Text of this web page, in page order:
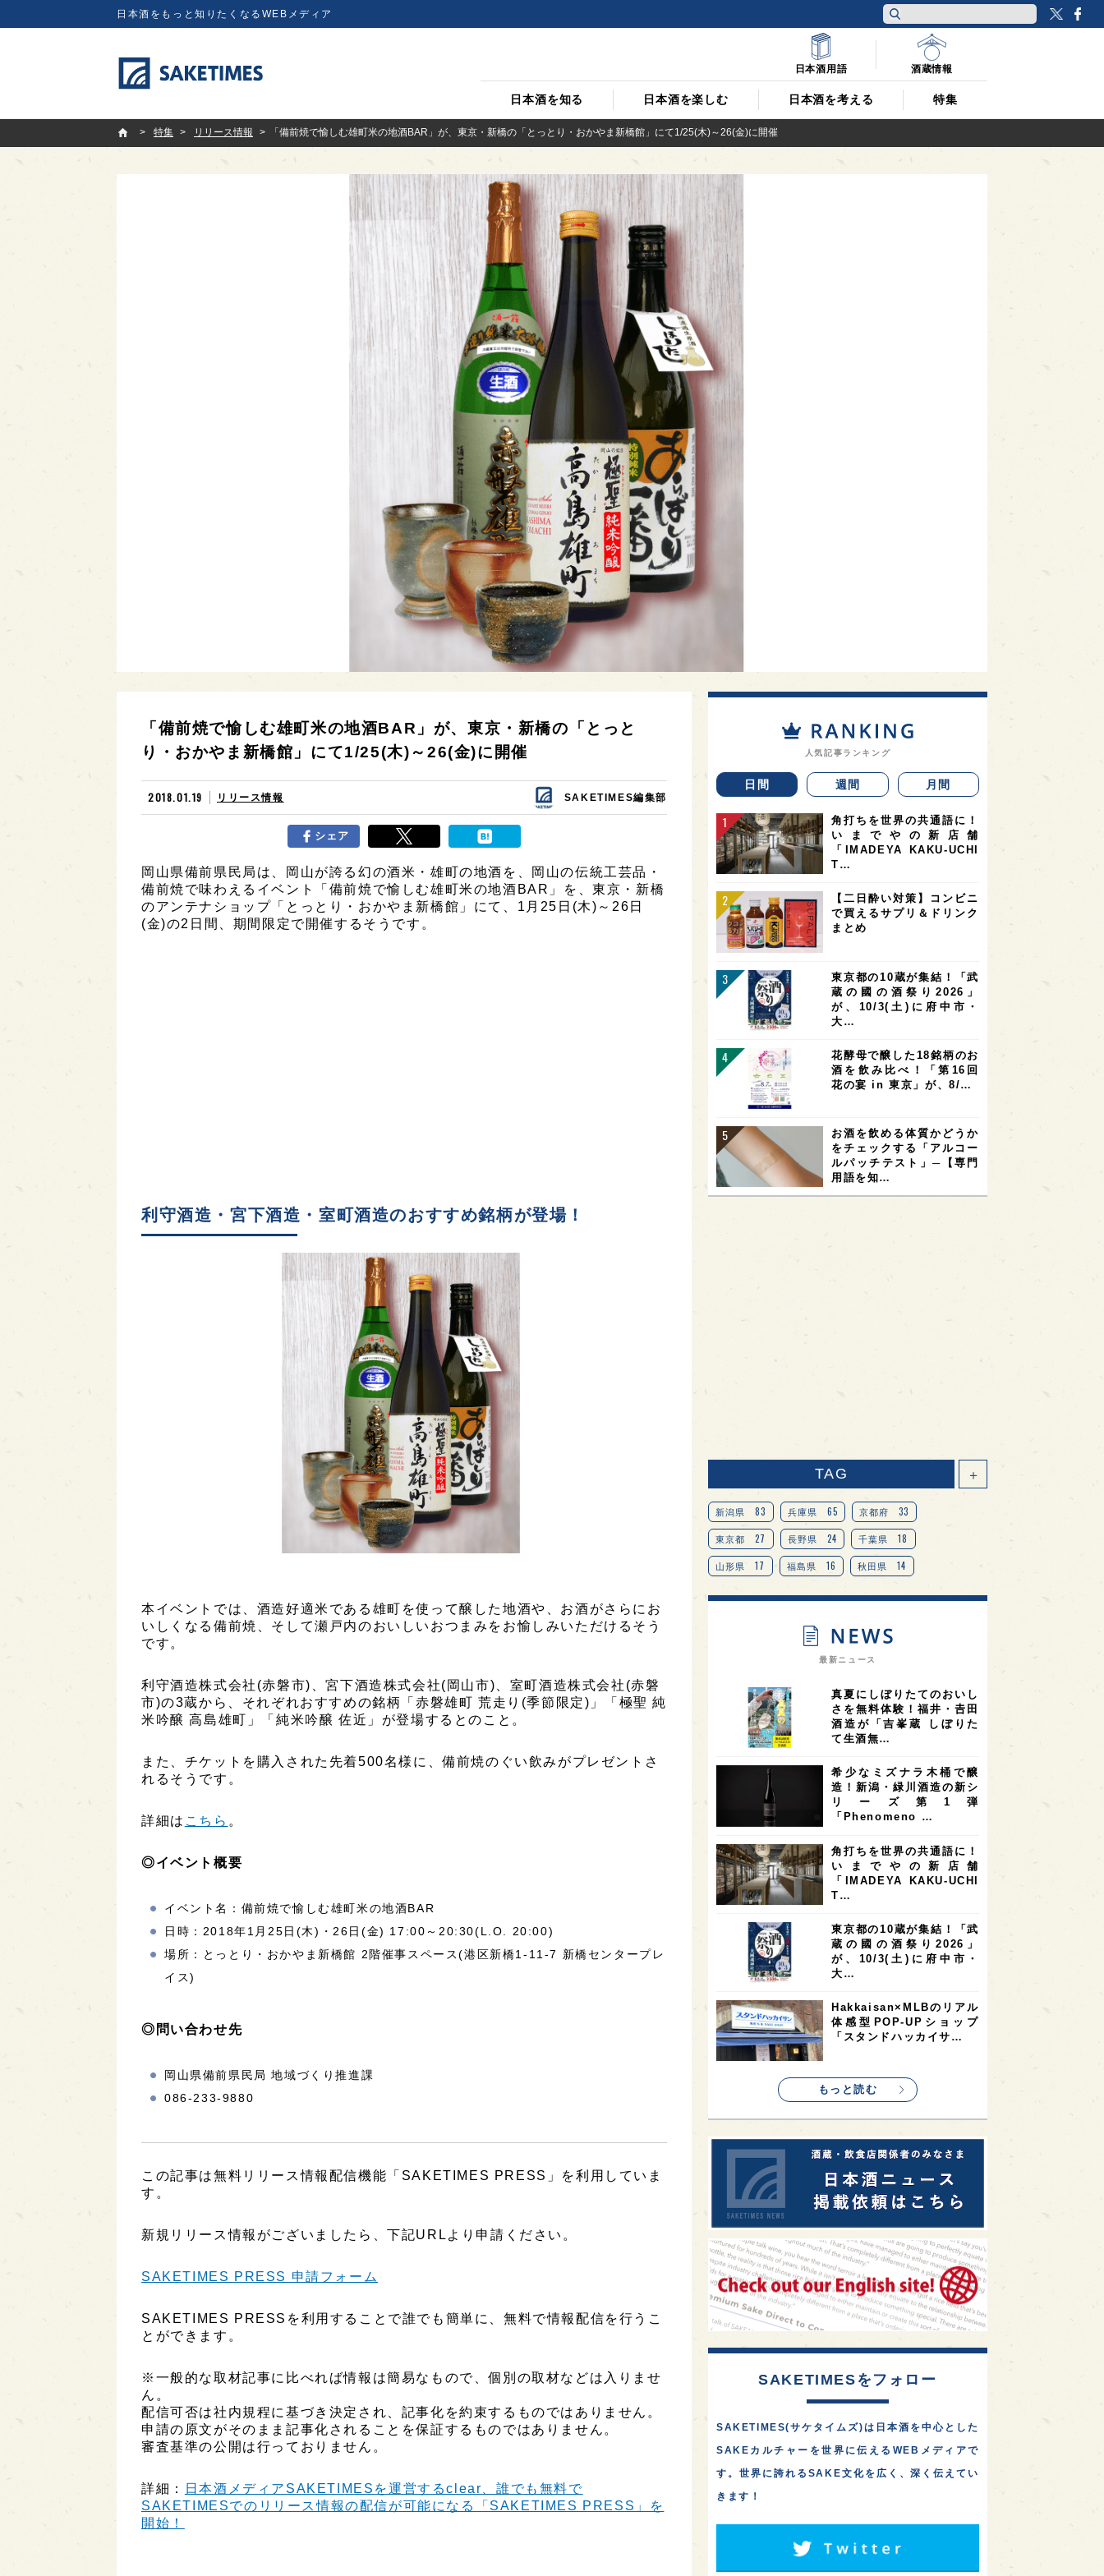
日本酒をもっと知りたくなるWEBメディア
日本酒を知る 日本酒を楽しむ 日本酒を考える 特集
日本酒用語 酒蔵情報
SAKETIMES
特集
リリース情報 「備前焼で愉しむ雄町米の地酒BAR」が、東京・新橋の「とっとり・おかやま新橋館」にて1/25(木)～26(金)に開催
「備前焼で愉しむ雄町米の地酒BAR」が、東京・新橋の「とっと
り・おかやま新橋館」にて1/25(木)～26(金)に開催
2018.01.19 リリース情報 SAKETIMES編集部
シェア
岡山県備前県民局は、岡山が誇る幻の酒米・雄町の地酒を、岡山の伝統工芸品・
備前焼で味わえるイベント「備前焼で愉しむ雄町米の地酒BAR」を、東京・新橋
のアンテナショップ「とっとり・おかやま新橋館」にて、1月25日(木)～26日
(金)の2日間、期間限定で開催するそうです。
利守酒造・宮下酒造・室町酒造のおすすめ銘柄が登場！
本イベントでは、酒造好適米である雄町を使って醸した地酒や、お酒がさらにお
いしくなる備前焼、そして瀬戸内のおいしいおつまみをお愉しみいただけるそう
です。
利守酒造株式会社(赤磐市)、宮下酒造株式会社(岡山市)、室町酒造株式会社(赤磐
市)の3蔵から、それぞれおすすめの銘柄「赤磐雄町 荒走り(季節限定)」「極聖 純
米吟醸 高島雄町」「純米吟醸 佐近」が登場するとのこと。
また、チケットを購入された先着500名様に、備前焼のぐい飲みがプレゼントさ
れるそうです。
詳細は こちら 。
◎イベント概要
イベント名：備前焼で愉しむ雄町米の地酒BAR
日時：2018年1月25日(木)・26日(金) 17:00～20:30(L.O. 20:00)
場所：とっとり・おかやま新橋館 2階催事スペース(港区新橋1-11-7 新橋センタープレ
イス)
◎問い合わせ先
岡山県備前県民局 地域づくり推進課
086-233-9880
この記事は無料リリース情報配信機能「SAKETIMES PRESS」を利用していま
す。
新規リリース情報がございましたら、下記URLより申請ください。
SAKETIMES PRESS 申請フォーム
SAKETIMES PRESSを利用することで誰でも簡単に、無料で情報配信を行うこ
とができます。
※一般的な取材記事に比べれば情報は簡易なもので、個別の取材などは入りませ
ん。
配信可否は社内規程に基づき決定され、記事化を約束するものではありません。
申請の原文がそのまま記事化されることを保証するものではありません。
審査基準の公開は行っておりません。
詳細：
日本酒メディアSAKETIMESを運営するclear、誰でも無料で
SAKETIMESでのリリース情報の配信が可能になる「SAKETIMES PRESS」を
開始！
人気記事ランキング
日間 週間 月間
角打ちを世界の共通語に！
いまでやの新店舗
「IMADEYA KAKU-UCHI
T…
【二日酔い対策】コンビニ
で買えるサプリ＆ドリンク
まとめ
東京都の10蔵が集結！「武
蔵の國の酒祭り2026」
が、10/3(土)に府中市・
大…
花酵母で醸した18銘柄のお
酒を飲み比べ！「第16回
花の宴 in 東京」が、8/…
お酒を飲める体質かどうか
をチェックする「アルコー
ルパッチテスト」─【専門
用語を知…
TAG ＋
新潟県 83 兵庫県 65 京都府 33
東京都 27 長野県 24 千葉県 18
山形県 17 福島県 16 秋田県 14
愛知県 14 宮城県 14 岐阜県 13
オピニオンリーダーの視点 9
7 奈良県 滋賀県 7 和歌山県 6
6 フランス 6 高知県 5 島根県 5
4 神奈川県 4
大阪府 3
オーストラリア 2 台湾 2 アジア 2
SAKEの時代を生きる
全蔵めぐり 1 シンガポール 1 カナダ 1
1 熊本県 徳島県
イギリス 1 ノルウェー 1 新宿区 1
歌舞伎町 1 沖縄県 1 鳥取県 1
saketimes_image_4 1
最新ニュース
真夏にしぼりたてのおいし
さを無料体験！福井・𠮷田
酒造が「吉峯蔵 しぼりた
て生酒無…
希少なミズナラ木桶で醸
造！新潟・緑川酒造の新シ
リーズ第1弾
「Phenomeno …
角打ちを世界の共通語に！
いまでやの新店舗
「IMADEYA KAKU-UCHI
T…
東京都の10蔵が集結！「武
蔵の國の酒祭り2026」
が、10/3(土)に府中市・
大…
Hakkaisan×MLBのリアル
体感型POP-UPショップ
「スタンドハッカイサ…
もっと読む
SAKETIMESをフォロー
SAKETIMES(サケタイムズ)は日本酒を中心とした
SAKEカルチャーを世界に伝えるWEBメディアで
す。世界に誇れるSAKE文化を広く、深く伝えてい
きます！